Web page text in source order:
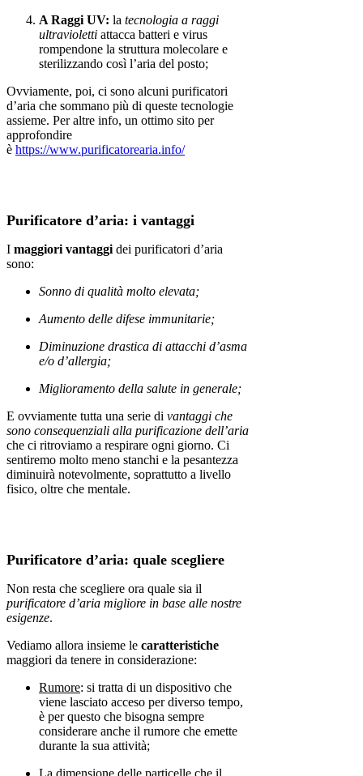
A Raggi UV: la tecnologia a raggi
ultravioletti attacca batteri e virus
rompendone la struttura molecolare e
sterilizzando così l’aria del posto;
Ovviamente, poi, ci sono alcuni purificatori
d’aria che sommano più di queste tecnologie
assieme. Per altre info, un ottimo sito per
approfondire
è https://www.purificatorearia.info/
Purificatore d’aria: i vantaggi
I maggiori vantaggi dei purificatori d’aria
sono:
Sonno di qualità molto elevata;
Aumento delle difese immunitarie;
Diminuzione drastica di attacchi d’asma
e/o d’allergia;
Miglioramento della salute in generale;
E ovviamente tutta una serie di vantaggi che
sono consequenziali alla purificazione dell’aria
che ci ritroviamo a respirare ogni giorno. Ci
sentiremo molto meno stanchi e la pesantezza
diminuirà notevolmente, soprattutto a livello
fisico, oltre che mentale.
Purificatore d’aria: quale scegliere
Non resta che scegliere ora quale sia il
purificatore d’aria migliore in base alle nostre
esigenze.
Vediamo allora insieme le caratteristiche
maggiori da tenere in considerazione:
Rumore: si tratta di un dispositivo che
viene lasciato acceso per diverso tempo,
è per questo che bisogna sempre
considerare anche il rumore che emette
durante la sua attività;
La dimensione delle particelle che il